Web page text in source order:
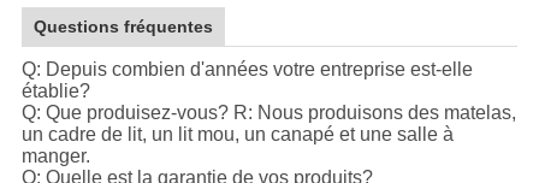
Questions fréquentes
Q: Depuis combien d'années votre entreprise est-elle
établie?
Q: Que produisez-vous? R: Nous produisons des matelas,
un cadre de lit, un lit mou, un canapé et une salle à
manger.
Q: Quelle est la garantie de vos produits?